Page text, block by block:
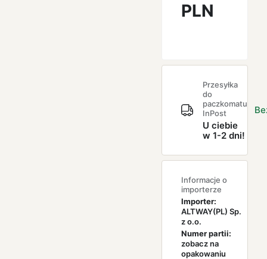
PLN
Przesyłka
do
paczkomatu
InPost
U ciebie
w 1-2 dni!
Informacje o
importerze
Importer:
ALTWAY(PL) Sp.
z o.o.
Numer partii:
zobacz na
opakowaniu